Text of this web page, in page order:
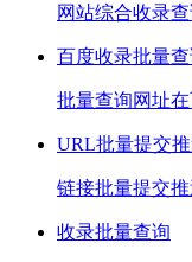
网站综合收录
百度收录批量查
批量查询网址
URL批量提交
链接批量提交
收录批量查询